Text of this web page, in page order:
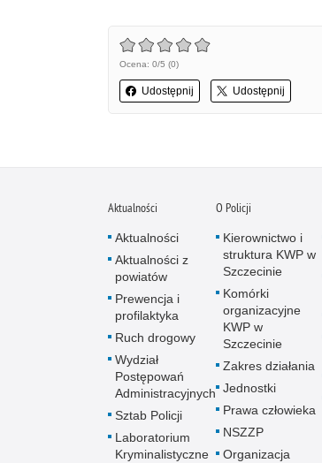
Ocena: 0/5 (0)
Udostępnij Udostępnij
Aktualności
Aktualności
Aktualności z
powiatów
Prewencja i
profilaktyka
Ruch drogowy
Wydział
Postępowań
Administracyjnych
Sztab Policji
Laboratorium
Kryminalistyczne
O Policji
Kierownictwo i
struktura KWP w
Szczecinie
Komórki
organizacyjne
KWP w
Szczecinie
Zakres działania
Jednostki
Prawa człowieka
NSZZP
Organizacja